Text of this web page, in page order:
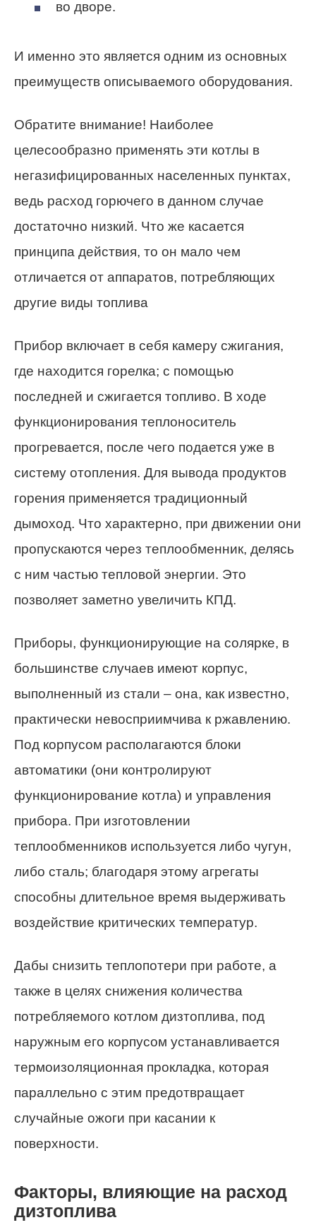
во дворе.
И именно это является одним из основных
преимуществ описываемого оборудования.
Обратите внимание! Наиболее
целесообразно применять эти котлы в
негазифицированных населенных пунктах,
ведь расход горючего в данном случае
достаточно низкий. Что же касается
принципа действия, то он мало чем
отличается от аппаратов, потребляющих
другие виды топлива
Прибор включает в себя камеру сжигания,
где находится горелка; с помощью
последней и сжигается топливо. В ходе
функционирования теплоноситель
прогревается, после чего подается уже в
систему отопления. Для вывода продуктов
горения применяется традиционный
дымоход. Что характерно, при движении они
пропускаются через теплообменник, делясь
с ним частью тепловой энергии. Это
позволяет заметно увеличить КПД.
Приборы, функционирующие на солярке, в
большинстве случаев имеют корпус,
выполненный из стали – она, как известно,
практически невосприимчива к ржавлению.
Под корпусом располагаются блоки
автоматики (они контролируют
функционирование котла) и управления
прибора. При изготовлении
теплообменников используется либо чугун,
либо сталь; благодаря этому агрегаты
способны длительное время выдерживать
воздействие критических температур.
Дабы снизить теплопотери при работе, а
также в целях снижения количества
потребляемого котлом дизтоплива, под
наружным его корпусом устанавливается
термоизоляционная прокладка, которая
параллельно с этим предотвращает
случайные ожоги при касании к
поверхности.
Факторы, влияющие на расход
дизтоплива